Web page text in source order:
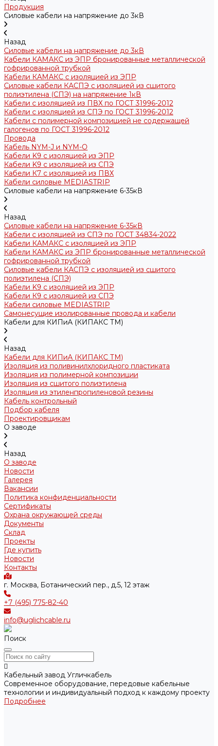
Продукция
Силовые кабели на напряжение до 3кВ
Назад
Силовые кабели на напряжение до 3кВ
Кабели КАМАКС из ЭПР бронированные металлической
гофрированной трубкой
Кабели КАМАКС с изоляцией из ЭПР
Силовые кабели КАСПЭ с изоляцией из сшитого
полиэтилена (СПЭ) на напряжение 1кВ
Кабели с изоляцией из ПВХ по ГОСТ 31996-2012
Кабели с изоляцией из СПЭ по ГОСТ 31996-2012
Кабели с полимерной композицией не содержащей
галогенов по ГОСТ 31996-2012
Провода
Кабель NYM-J и NYM-O
Кабели K9 с изоляцией из ЭПР
Кабели K9 с изоляцией из СПЭ
Кабели К7 с изоляцией из ПВХ
Кабели силовые MEDIASTRIP
Силовые кабели на напряжение 6-35кВ
Назад
Силовые кабели на напряжение 6-35кВ
Кабели с изоляцией из СПЭ по ГОСТ 34834-2022
Кабели КАМАКС с изоляцией из ЭПР
Кабели КАМАКС из ЭПР бронированные металлической
гофрированной трубкой
Силовые кабели КАСПЭ с изоляцией из сшитого
полиэтилена (СПЭ)
Кабели K9 с изоляцией из ЭПР
Кабели К9 с изоляцией из СПЭ
Кабели силовые MEDIASTRIP
Самонесущие изолированные провода и кабели
Кабели для КИПиА (КИПАКС ТМ)
Назад
Кабели для КИПиА (КИПАКС ТМ)
Изоляция из поливинилхлоридного пластиката
Изоляция из полимерной композиции
Изоляция из сшитого полиэтилена
Изоляция из этиленпропиленовой резины
Кабель контрольный
Подбор кабеля
Проектировщикам
О заводе
Назад
О заводе
Новости
Галерея
Вакансии
Политика конфиденциальности
Сертификаты
Охрана окружающей среды
Документы
Склад
Проекты
Где купить
Новости
Контакты
г. Москва, Ботанический пер., д.5, 12 этаж
+7 (495) 775-82-40
info@uglichcable.ru
Поиск
Кабельный завод Угличкабель
Современное оборудование, передовые кабельные
технологии и индивидуальный подход к каждому проекту
Подробнее